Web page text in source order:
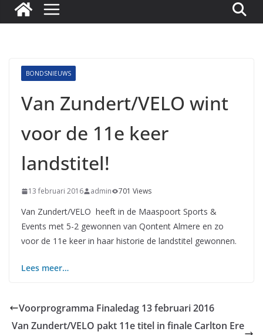
BONDSNIEUWS
Van Zundert/VELO wint
voor de 11e keer
landstitel!
13 februari 2016 admin 701 Views
Van Zundert/VELO heeft in de Maaspoort Sports &
Events met 5-2 gewonnen van Qontent Almere en zo
voor de 11e keer in haar historie de landstitel gewonnen.
Lees meer…
Voorprogramma Finaledag 13 februari 2016
Van Zundert/VELO pakt 11e titel in finale Carlton Ere